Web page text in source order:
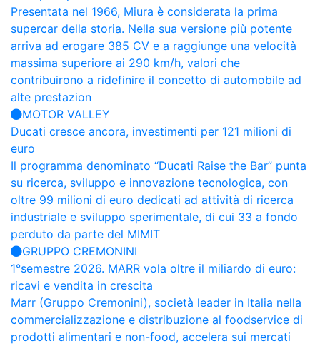
Presentata nel 1966, Miura è considerata la prima
supercar della storia. Nella sua versione più potente
arriva ad erogare 385 CV e a raggiunge una velocità
massima superiore ai 290 km/h, valori che
contribuirono a ridefinire il concetto di automobile ad
alte prestazion
MOTOR VALLEY
Ducati cresce ancora, investimenti per 121 milioni di
euro
Il programma denominato “Ducati Raise the Bar” punta
su ricerca, sviluppo e innovazione tecnologica, con
oltre 99 milioni di euro dedicati ad attività di ricerca
industriale e sviluppo sperimentale, di cui 33 a fondo
perduto da parte del MIMIT
GRUPPO CREMONINI
1°semestre 2026. MARR vola oltre il miliardo di euro:
ricavi e vendita in crescita
Marr (Gruppo Cremonini), società leader in Italia nella
commercializzazione e distribuzione al foodservice di
prodotti alimentari e non-food, accelera sui mercati